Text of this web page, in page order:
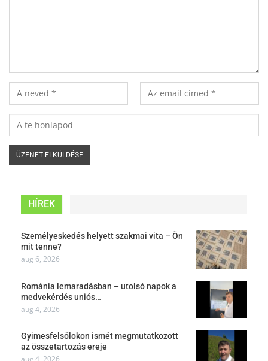
HÍREK
Személyeskedés helyett szakmai vita – Ön
mit tenne?
aug 6, 2026
Románia lemaradásban – utolsó napok a
medvekérdés uniós…
aug 4, 2026
Gyimesfelsőlokon ismét megmutatkozott
az összetartozás ereje